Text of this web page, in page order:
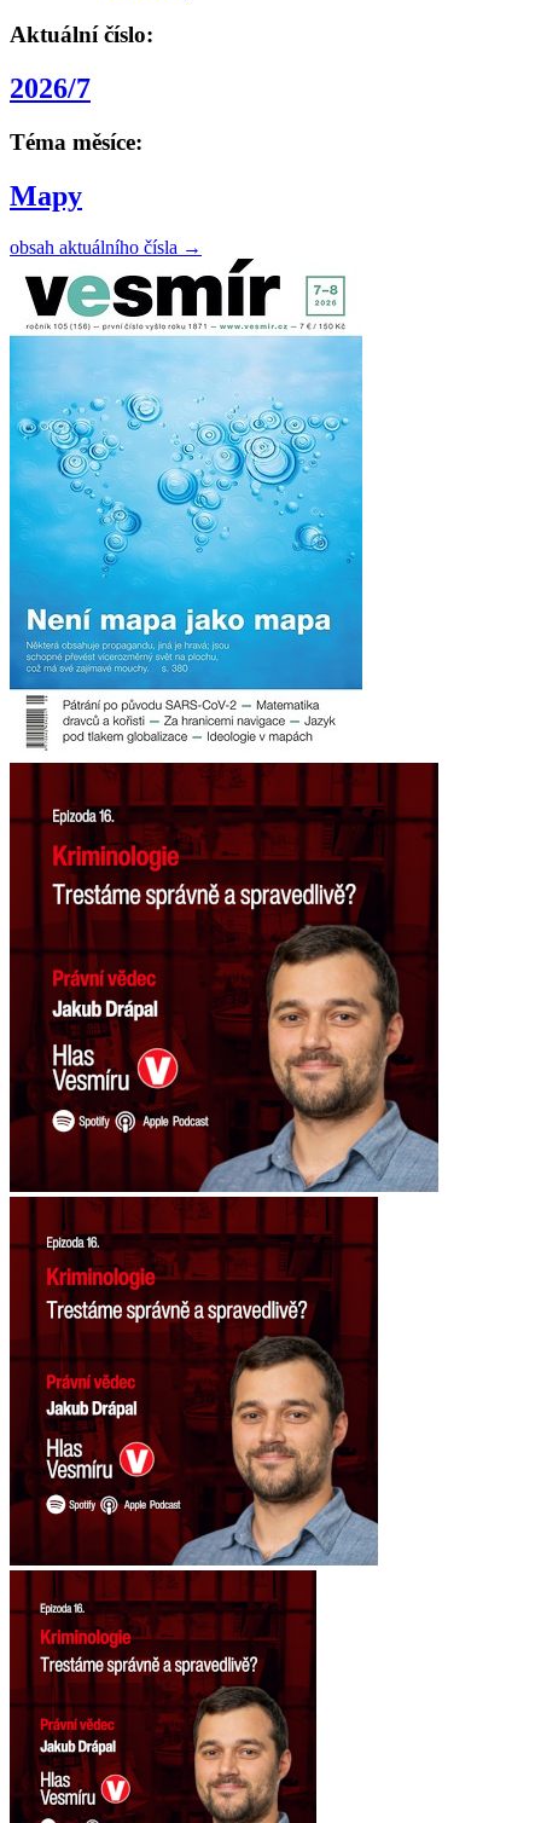
Aktuální číslo:
2026/7
Téma měsíce:
Mapy
obsah aktuálního čísla →